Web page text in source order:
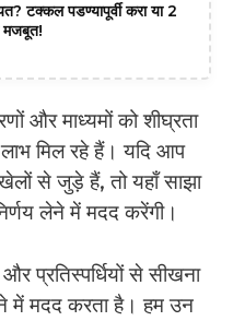
टक्कल पडण्यापूर्वी करा या 2
मजबूत!
और माध्यमों को शीघ्रता
मिल रहे हैं। यदि आप
से जुड़े हैं, तो यहाँ साझा
लेने में मदद करेंगी।
प्रतिस्पर्धियों से सीखना
में मदद करता है। हम उन